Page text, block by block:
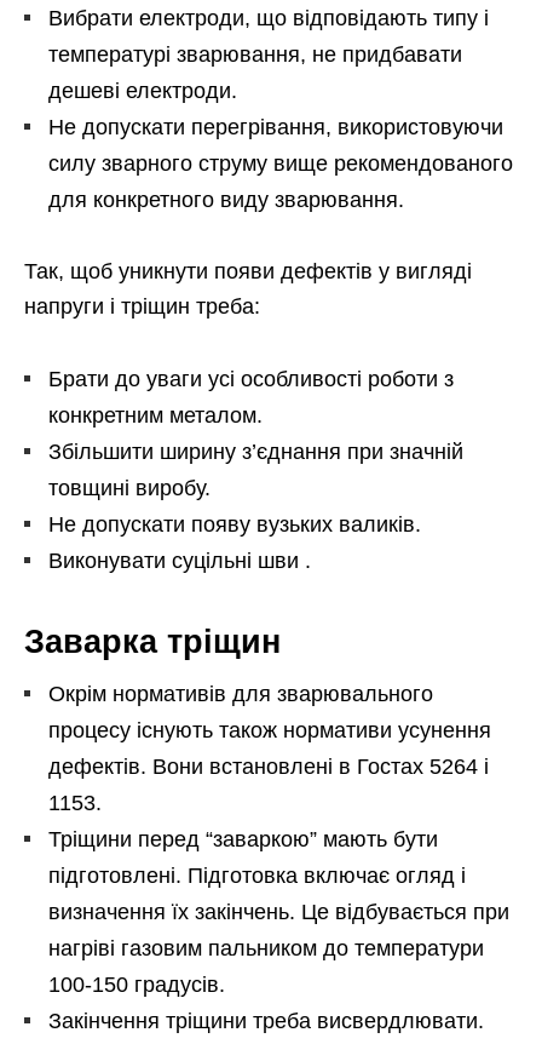
Вибрати електроди, що відповідають типу і
температурі зварювання, не придбавати
дешеві електроди.
Не допускати перегрівання, використовуючи
силу зварного струму вище рекомендованого
для конкретного виду зварювання.
Так, щоб уникнути появи дефектів у вигляді
напруги і тріщин треба:
Брати до уваги усі особливості роботи з
конкретним металом.
Збільшити ширину з’єднання при значній
товщині виробу.
Не допускати появу вузьких валиків.
Виконувати суцільні шви .
Заварка тріщин
Окрім нормативів для зварювального
процесу існують також нормативи усунення
дефектів. Вони встановлені в Гостах 5264 і
1153.
Тріщини перед “заваркою” мають бути
підготовлені. Підготовка включає огляд і
визначення їх закінчень. Це відбувається при
нагріві газовим пальником до температури
100-150 градусів.
Закінчення тріщини треба висвердлювати.